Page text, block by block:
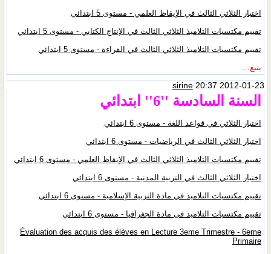
اختبار الثلاثي الثالث في الإيقاظ العلمي - مستوى 5 ابتدائي
تقييم مكتسبات التلاميذ الثلاثي الثالث في الإنتاج الكتابي - مستوى 5 ابتدائي
تقييم مكتسبات التلاميذ الثلاثي الثالث في القراءة - مستوى 5 ابتدائي
يتبع...
sirine20:37 2012-01-23
السنة السادسة ''6'' ابتدائي
اختبار الثلاثي في قواعد اللغة - مستوى 6 ابتدائي
اختبار الثلاثي الثالث في الرياضيات - مستوى 6 ابتدائي
تقييم مكتسبات التلاميذ الثلاثي الثالث في الإيقاظ العلمي - مستوى 6 ابتدائي
اختبار الثلاثي الثالث في التربية المدنية - مستوى 6 ابتدائي
تقييم مكتسبات التلاميذ في مادة التربية الإسلامية - مستوى 6 ابتدائي
تقييم مكتسبات التلاميذ في مادة الجغرافيا - مستوى 6 ابتدائي
Évaluation des acquis des élèves en Lecture 3eme Trimestre - 6eme
Primaire